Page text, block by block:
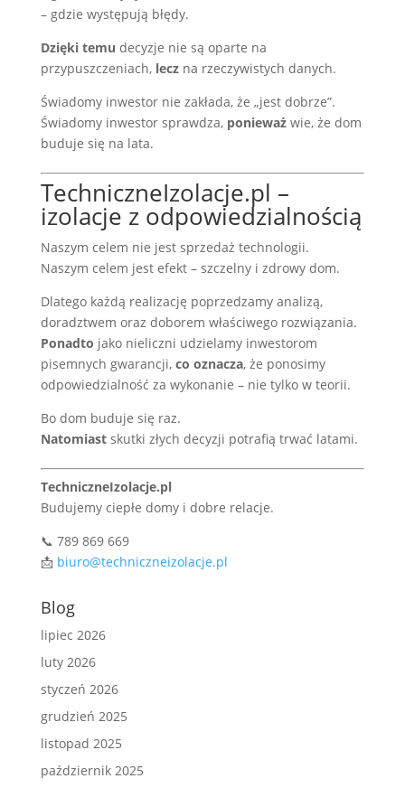
– gdzie występują błędy.
Dzięki temu decyzje nie są oparte na
przypuszczeniach, leczna rzeczywistych danych.
Świadomy inwestor nie zakłada, że „jest dobrze”.
Świadomy inwestor sprawdza, ponieważwie, że dom
buduje się na lata.
TechniczneIzolacje.pl –
izolacje z odpowiedzialnością
Naszym celem nie jest sprzedaż technologii.
Naszym celem jest efekt – szczelny i zdrowy dom.
Dlatego każdą realizację poprzedzamy analizą,
doradztwem oraz doborem właściwego rozwiązania.
Ponadto jako nieliczni udzielamy inwestorom
pisemnych gwarancji, co oznacza, że ponosimy
odpowiedzialność za wykonanie – nie tylko w teorii.
Bo dom buduje się raz.
Natomiastskutki złych decyzji potrafią trwać latami.
TechniczneIzolacje.pl
Budujemy ciepłe domy i dobre relacje.
📞 789 869 669
📩 biuro@techniczneizolacje.pl
Blog
lipiec 2026
luty 2026
styczeń 2026
grudzień 2025
listopad 2025
październik 2025